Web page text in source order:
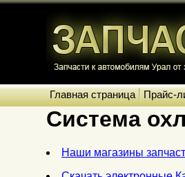
Главная страница Прайс-
Система
Наши магазины